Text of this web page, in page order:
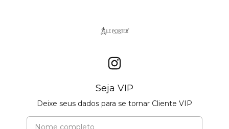
Seja VIP
Deixe seus dados para se tornar Cliente VIP